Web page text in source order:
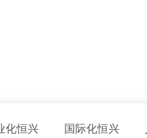
化恒兴 国际化恒兴